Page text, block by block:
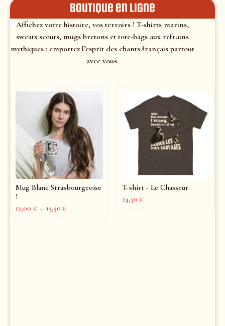
Boutique en ligne
Affichez votre histoire, vos terroirs ! T-shirts marins,
sweats scouts, mugs bretons et tote-bags aux refrains
mythiques : emportez l’esprit des chants français partout
avec vous.
Mug Blanc Strasbourgeoise
!
12,00 € – 15,50 €
T-shirt - Le Chasseur
24,50 €